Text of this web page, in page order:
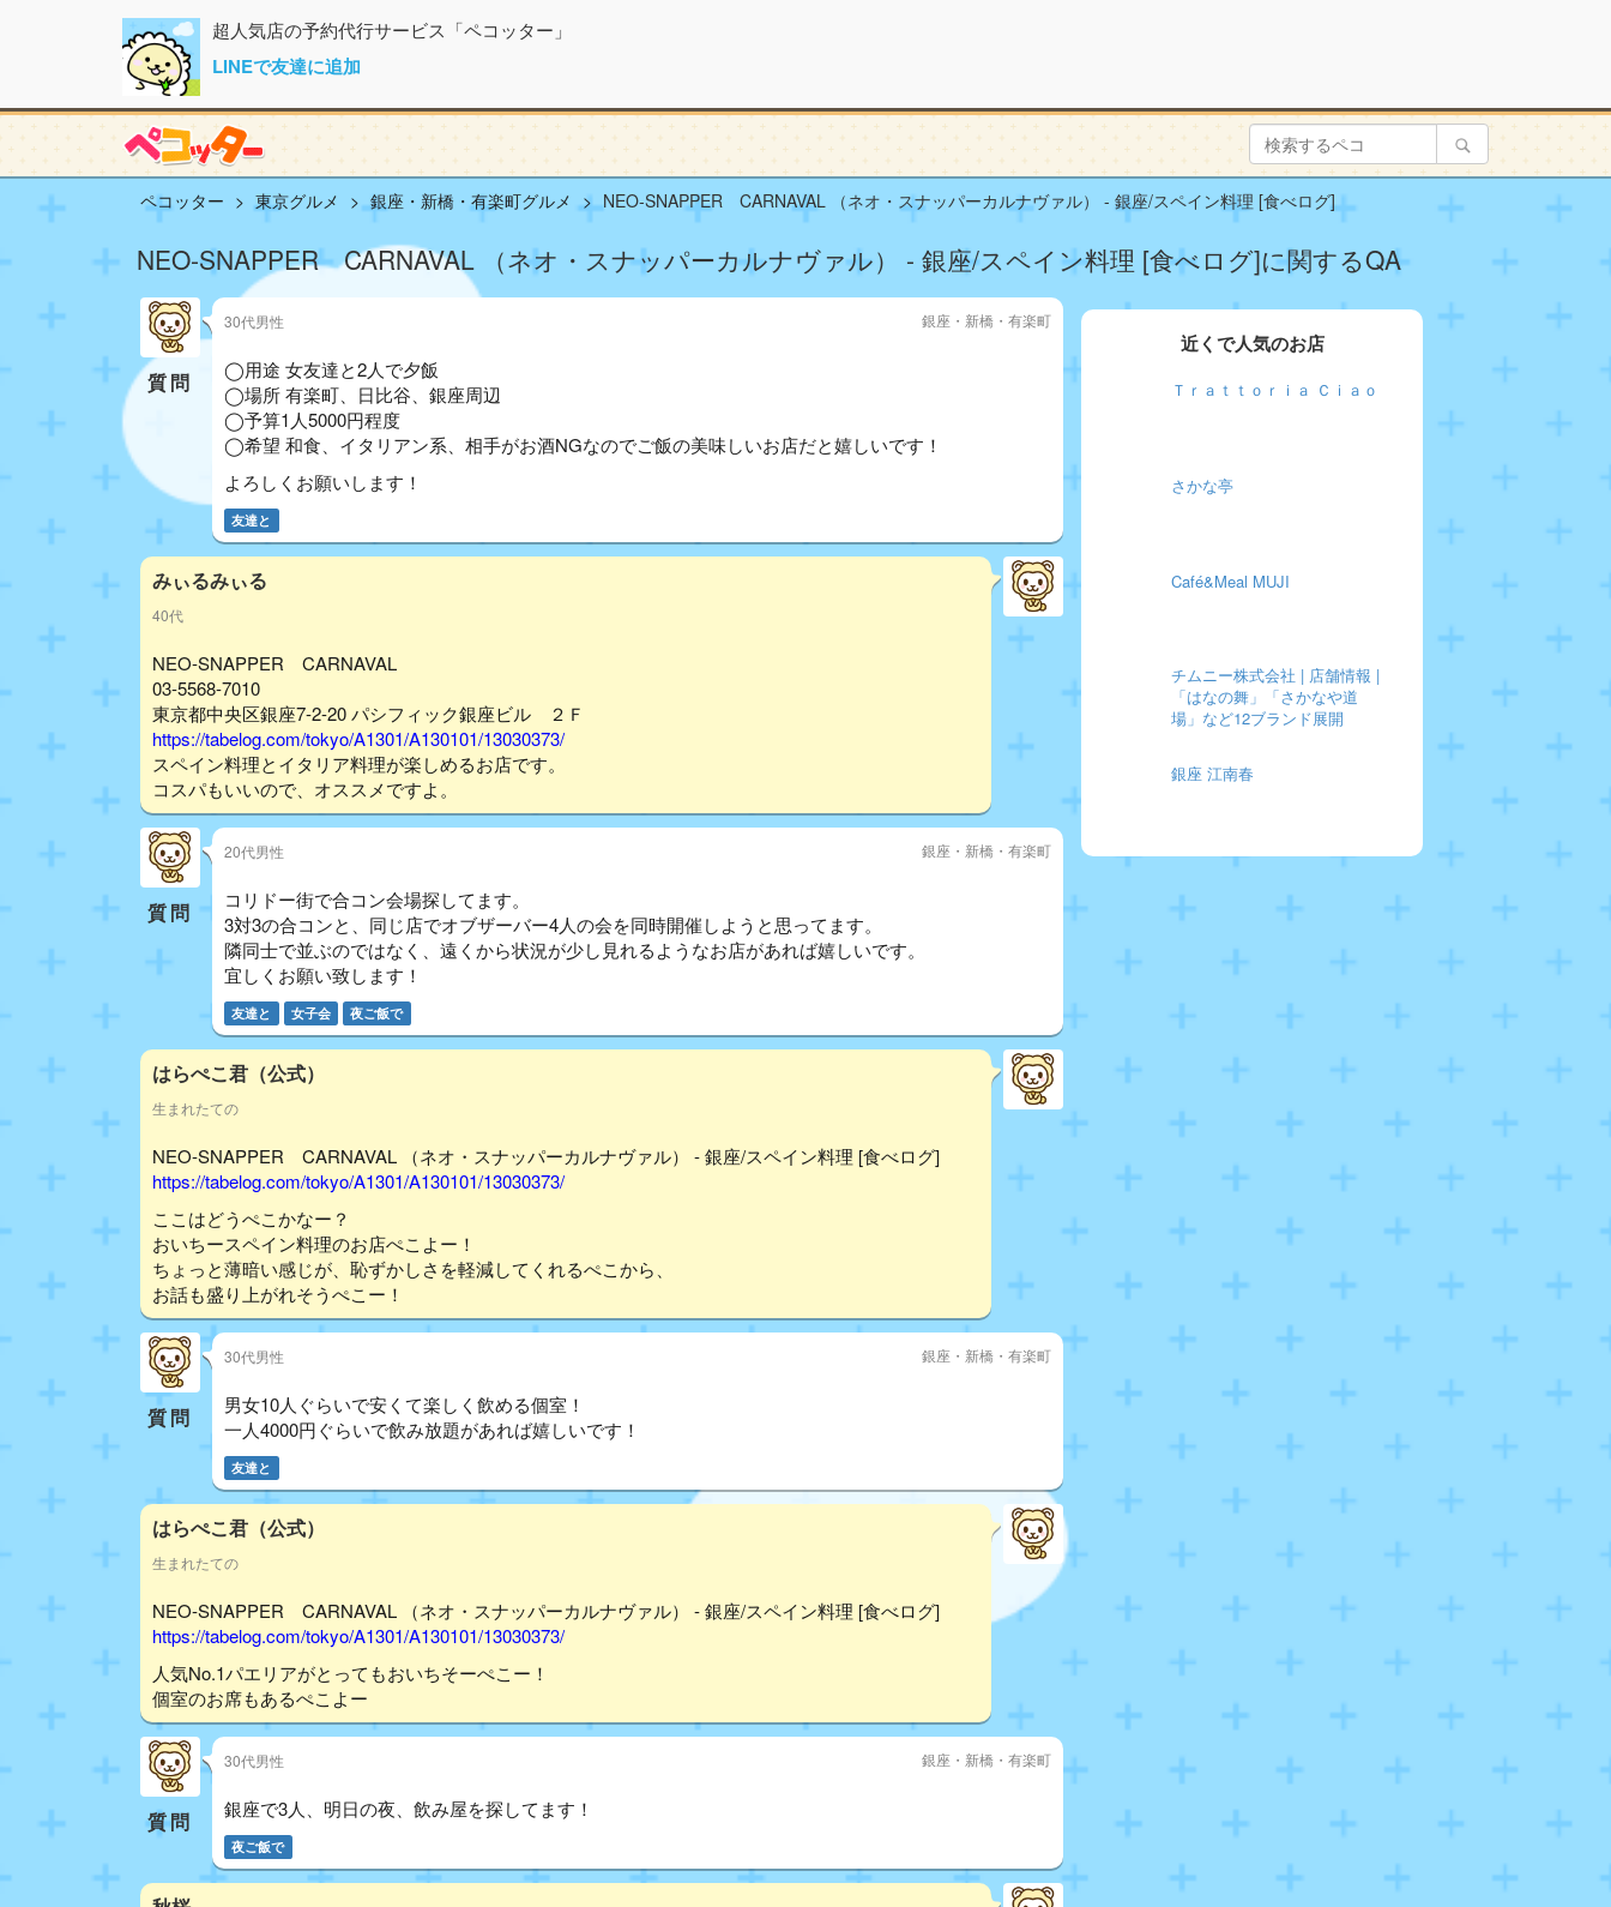
超人気店の予約代行サービス「ペコッター」
LINEで友達に追加
ペコッター 東京グルメ 銀座・新橋・有楽町グルメ NEO‐SNAPPER CARNAVAL （ネオ・スナッパーカルナヴァル） - 銀座/スペイン料理 [食べログ]
NEO‐SNAPPER CARNAVAL （ネオ・スナッパーカルナヴァル） - 銀座/スペイン料理 [食べログ]に関するQA
質問
30代男性 銀座・新橋・有楽町
◯用途 女友達と2人で夕飯
◯場所 有楽町、日比谷、銀座周辺
◯予算1人5000円程度
◯希望 和食、イタリアン系、相手がお酒NGなのでご飯の美味しいお店だと嬉しいです！
よろしくお願いします！
友達と
みぃるみぃる
40代
NEO‐SNAPPER CARNAVAL
03-5568-7010
東京都中央区銀座7-2-20 パシフィック銀座ビル ２Ｆ
https://tabelog.com/tokyo/A1301/A130101/13030373/
スペイン料理とイタリア料理が楽しめるお店です。
コスパもいいので、オススメですよ。
質問
20代男性 銀座・新橋・有楽町
コリドー街で合コン会場探してます。
3対3の合コンと、同じ店でオブザーバー4人の会を同時開催しようと思ってます。
隣同士で並ぶのではなく、遠くから状況が少し見れるようなお店があれば嬉しいです。
宜しくお願い致します！
友達と 女子会 夜ご飯で
はらぺこ君（公式）
生まれたての
NEO‐SNAPPER CARNAVAL （ネオ・スナッパーカルナヴァル） - 銀座/スペイン料理 [食べログ]
https://tabelog.com/tokyo/A1301/A130101/13030373/
ここはどうぺこかなー？
おいちースペイン料理のお店ぺこよー！
ちょっと薄暗い感じが、恥ずかしさを軽減してくれるぺこから、
お話も盛り上がれそうぺこー！
質問
30代男性 銀座・新橋・有楽町
男女10人ぐらいで安くて楽しく飲める個室！
一人4000円ぐらいで飲み放題があれば嬉しいです！
友達と
はらぺこ君（公式）
生まれたての
NEO‐SNAPPER CARNAVAL （ネオ・スナッパーカルナヴァル） - 銀座/スペイン料理 [食べログ]
https://tabelog.com/tokyo/A1301/A130101/13030373/
人気No.1パエリアがとってもおいちそーぺこー！
個室のお席もあるぺこよー
質問
30代男性 銀座・新橋・有楽町
銀座で3人、明日の夜、飲み屋を探してます！
夜ご飯で
近くで人気のお店
Ｔｒａｔｔｏｒｉａ Ｃｉａｏ
さかな亭
Café&Meal MUJI
チムニー株式会社 | 店舗情報 |
「はなの舞」「さかなや道
場」など12ブランド展開
銀座 江南春